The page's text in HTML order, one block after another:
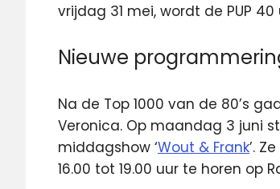
vrijdag 31 mei, wordt de PUP
Nieuwe
Na de Top 1000 van de 80’s
Veronica. Op maandag 3 juni
middagshow ‘Wout & Frank’.
16.00 tot 19.00 uur te horen op